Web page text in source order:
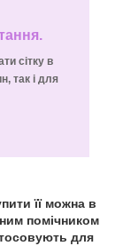
сітку в
так і для
її можна в
помічником
для